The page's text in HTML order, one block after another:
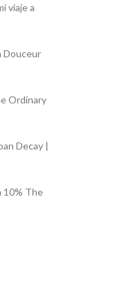
viaje a
Douceur
Ordinary
Decay |
10% The